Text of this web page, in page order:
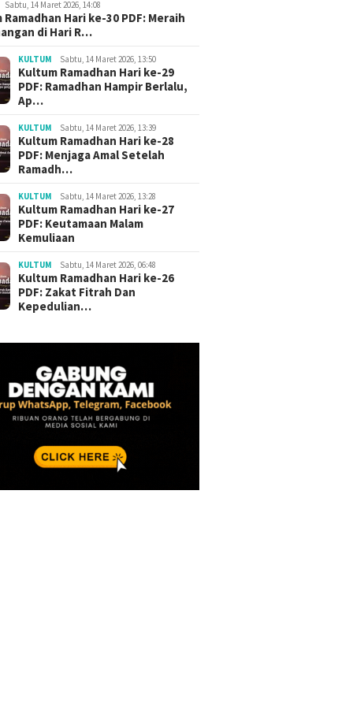
2026, 11:21
Jumat PDF
RI (B. Sunda)
Kamis, 6 Agustus 2026, 10:21
Dosa yang Sering
Diremehkan, tetapi Berat
Pertanggungjawabannya
(Indonesia)
Sabtu, 14 Maret 2026, 14:08
Hari ke-30 PDF: Meraih
di Hari R…
KULTUM Sabtu, 14 Maret 2026, 13:50
Kultum Ramadhan Hari ke-29
PDF: Ramadhan Hampir Berlalu,
Ap…
KULTUM Sabtu, 14 Maret 2026, 13:39
Kultum Ramadhan Hari ke-28
PDF: Menjaga Amal Setelah
Ramadh…
KULTUM Sabtu, 14 Maret 2026, 13:28
Kultum Ramadhan Hari ke-27
PDF: Keutamaan Malam
Kemuliaan
KULTUM Sabtu, 14 Maret 2026, 06:48
Kultum Ramadhan Hari ke-26
PDF: Zakat Fitrah Dan
Kepedulian…